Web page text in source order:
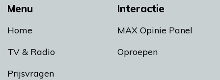
Menu
Home
TV & Radio
Prijsvragen
Interactie
MAX Opinie Panel
Oproepen